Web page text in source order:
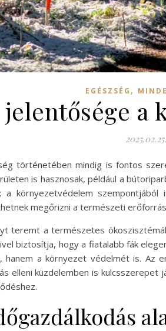
EGÉSZSÉG ,
jelentősége a
2025.02.25.
történetében mindig is fontos
is hasznosak, például a
a környezetvédelem
megőrizni a természeti
teremt a természetes
biztosítja, hogy a fiatalabb fák
hanem a környezet védelmét is.
elleni küzdelemben is